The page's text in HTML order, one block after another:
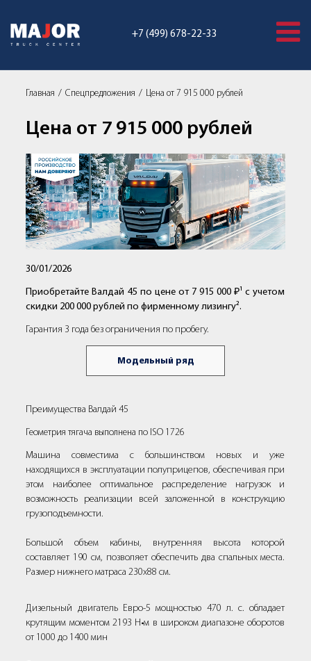
+7 (499) 678-22-33
Главная Спецпредложения Цена от 7 915 000 рублей
Цена от 7 915 000 рублей
30/01/2026
Приобретайте Валдай 45 по цене от 7 915 000 ₽¹ с учетом
скидки 200 000 рублей по фирменному лизингу².
Гарантия 3 года без ограничения по пробегу.
Модельный ряд
Преимущества Валдай 45
Геометрия тягача выполнена по ISO 1726
Машина совместима с большинством новых и уже
находящихся в эксплуатации полуприцепов, обеспечивая при
этом наиболее оптимальное распределение нагрузок и
возможность реализации всей заложенной в конструкцию
грузоподъемности.
Большой объем кабины, внутренняя высота которой
составляет 190 см, позволяет обеспечить два спальных места.
Размер нижнего матраса 230x88 см.
Дизельный двигатель Евро-5 мощностью 470 л. с. обладает
крутящим моментом 2193 Н•м в широком диапазоне оборотов
от 1000 до 1400 мин